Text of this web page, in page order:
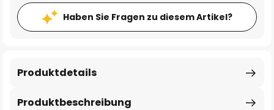
Haben Sie Fragen zu diesem Artikel?
Produktbeschreibung
Produktdetails